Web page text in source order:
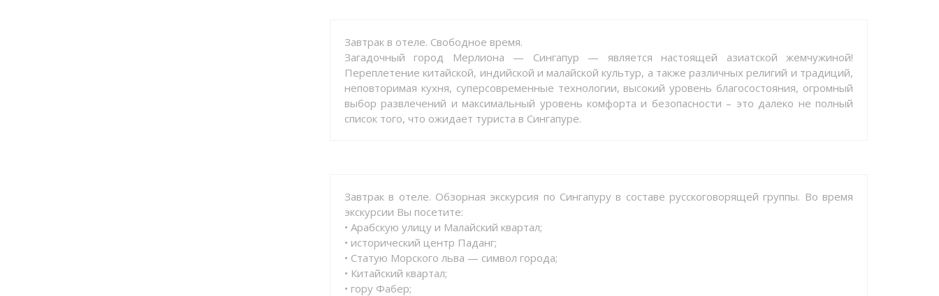
Завтрак в отеле. Свободное время.
Загадочный город Мерлиона — Сингапур — является настоящей азиатской жемчужиной!
Переплетение китайской, индийской и малайской культур, а также различных религий и традиций,
неповторимая кухня, суперсовременные технологии, высокий уровень благосостояния, огромный
выбор развлечений и максимальный уровень комфорта и безопасности – это далеко не полный
список того, что ожидает туриста в Сингапуре.
Завтрак в отеле. Обзорная экскурсия по Сингапуру в составе русскоговорящей группы. Во время
экскурсии Вы посетите:
• Арабскую улицу и Малайский квартал;
• исторический центр Паданг;
• Статую Морского льва — символ города;
• Китайский квартал;
• гору Фабер;